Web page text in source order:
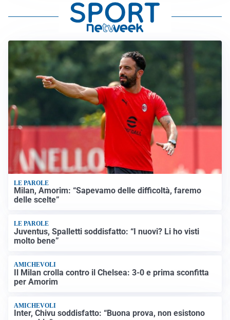
LE PAROLE
Milan, Amorim: “Sapevamo delle difficoltà, faremo
delle scelte”
LE PAROLE
Juventus, Spalletti soddisfatto: “I nuovi? Li ho visti
molto bene”
AMICHEVOLI
Il Milan crolla contro il Chelsea: 3-0 e prima sconfitta
per Amorim
AMICHEVOLI
Inter, Chivu soddisfatto: “Buona prova, non esistono